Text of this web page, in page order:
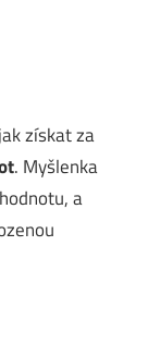
získat za
. Myšlenka
a